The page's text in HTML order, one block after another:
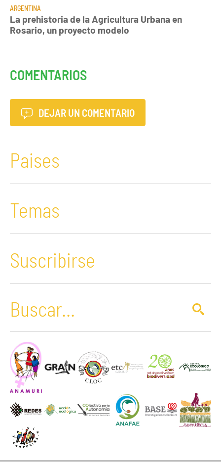
ARGENTINA
La prehistoria de la Agricultura Urbana en
Rosario, un proyecto modelo
COMENTARIOS
DEJAR UN COMENTARIO
Paises
Temas
Suscribirse